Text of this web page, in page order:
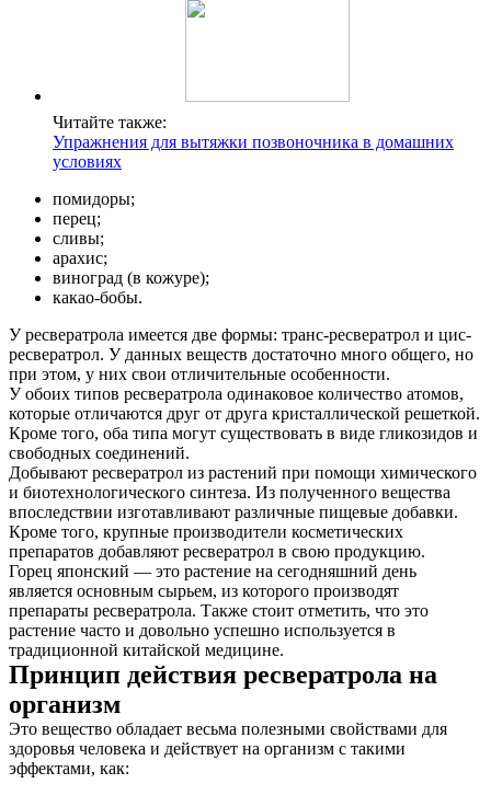
Читайте также:
Упражнения для вытяжки позвоночника в домашних
условиях
помидоры;
перец;
сливы;
арахис;
виноград (в кожуре);
какао-бобы.
У ресвератрола имеется две формы: транс-ресвератрол и цис-
ресвератрол. У данных веществ достаточно много общего, но
при этом, у них свои отличительные особенности.
У обоих типов ресвератрола одинаковое количество атомов,
которые отличаются друг от друга кристаллической решеткой.
Кроме того, оба типа могут существовать в виде гликозидов и
свободных соединений.
Добывают ресвератрол из растений при помощи химического
и биотехнологического синтеза. Из полученного вещества
впоследствии изготавливают различные пищевые добавки.
Кроме того, крупные производители косметических
препаратов добавляют ресвератрол в свою продукцию.
Горец японский — это растение на сегодняшний день
является основным сырьем, из которого производят
препараты ресвератрола. Также стоит отметить, что это
растение часто и довольно успешно используется в
традиционной китайской медицине.
Принцип действия ресвератрола на
организм
Это вещество обладает весьма полезными свойствами для
здоровья человека и действует на организм с такими
эффектами, как: